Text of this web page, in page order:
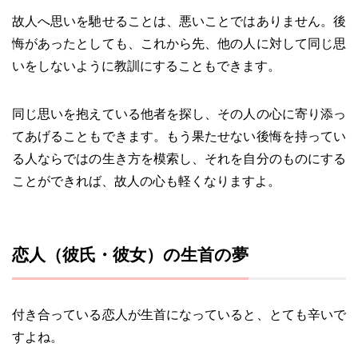
故人へ思いを馳せることは、悪いことではありません。後
悔があったとしても、これから先、他の人に対して同じ思
いをしないように教訓にすることもできます。
同じ思いを抱えている他者を探し、その人の心に寄り添っ
てあげることもできます。もう果たせない後悔を持ってい
る人ならではの生き方を模索し、それを自分のものにする
ことができれば、故人の心も軽くなりますよ。
恋人（彼氏・彼女）の生首の夢
付き合っている恋人が生首になっていると、とても辛いで
すよね。